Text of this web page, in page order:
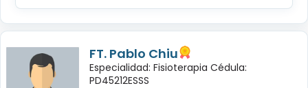
FT. Pablo Chiu
Especialidad: Fisioterapia Cédula:
PD45212ESSS